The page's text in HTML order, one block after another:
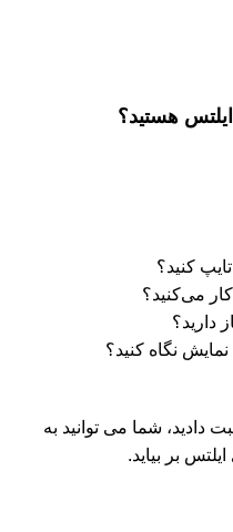
هستید؟
کار می‌کنید؟
دارید؟
پاسخ مثبت دادید، شما می توانید به
بر بیاید.